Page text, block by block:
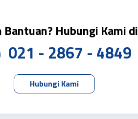
Bantuan? Hubungi Kami di
021 - 2867 - 4849
Hubungi Kami